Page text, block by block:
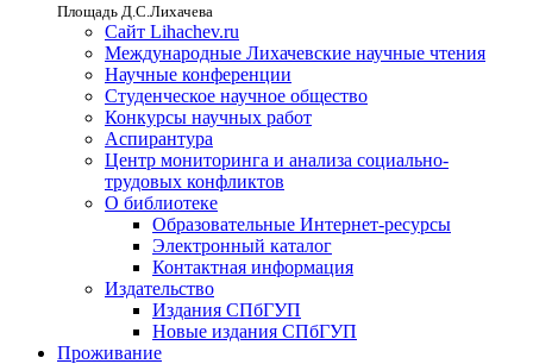
Площадь Д.С.Лихачева
Сайт Lihachev.ru
Международные Лихачевские научные чтения
Научные конференции
Студенческое научное общество
Конкурсы научных работ
Аспирантура
Центр мониторинга и анализа социально-
трудовых конфликтов
О библиотеке
Образовательные Интернет-ресурсы
Электронный каталог
Контактная информация
Издательство
Издания СПбГУП
Новые издания СПбГУП
Проживание